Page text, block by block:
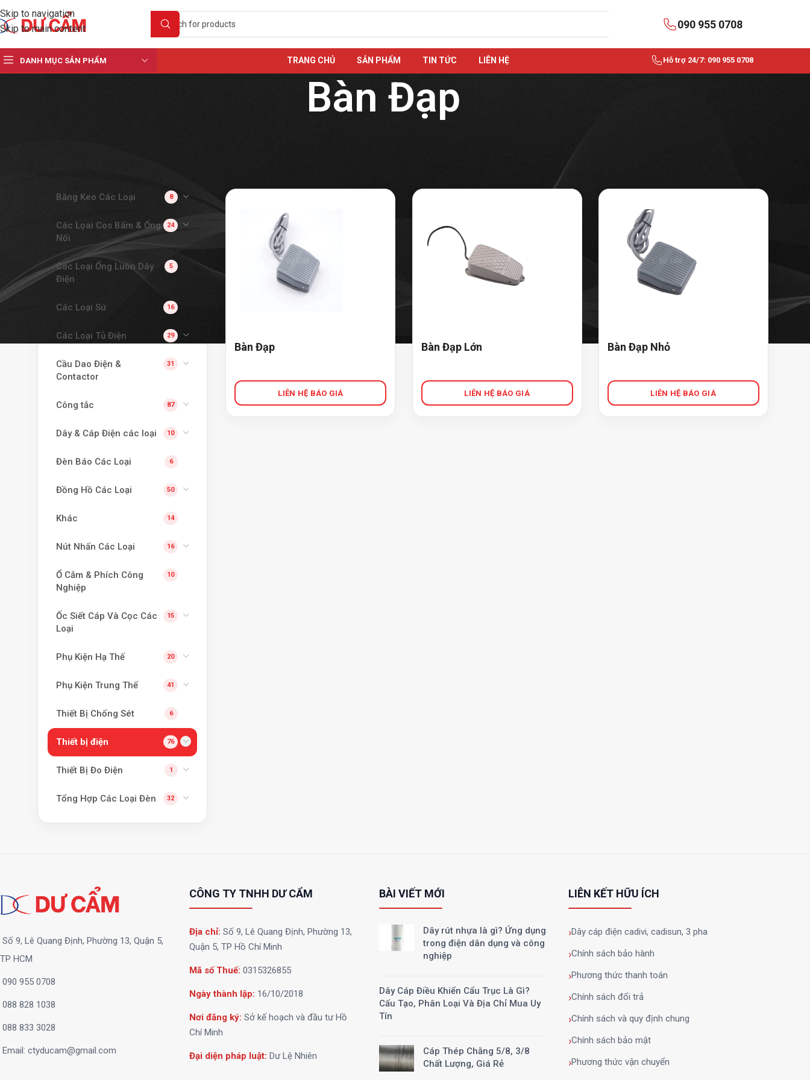
Skip to navigation
Skip to main content
090 955 0708
DANH MỤC SẢN PHẨM TRANG CHỦ SẢN PHẨM TIN TỨC LIÊN HỆ Hỗ trợ 24/7: 090 955 0708
Bàn Đạp
Băng Keo Các Loại 8
Các Lọai Cos Bấm & Ống
Nối
24
Các Loại Ống Luồn Dây
Điện
5
Các Loại Sứ 16
Các Loại Tủ Điện 29
Cầu Dao Điện &
Contactor
31
Công tắc 87
Dây & Cáp Điện các loại 10
Đèn Báo Các Loại 6
Đồng Hồ Các Loại 50
Khác 14
Nút Nhấn Các Loại 16
Ổ Cắm & Phích Công
Nghiệp
10
Ốc Siết Cáp Và Cọc Các
Loại
15
Phụ Kiện Hạ Thế 20
Phụ Kiện Trung Thế 41
Thiết Bị Chống Sét 6
Thiết bị điện 76
Thiết Bị Đo Điện 1
Tổng Hợp Các Loại Đèn 32
Bàn Đạp Bàn Đạp Lớn Bàn Đạp Nhỏ
Số 9, Lê Quang Định, Phường 13, Quận 5,
TP HCM
090 955 0708
088 828 1038
088 833 3028
Email: ctyducam@gmail.com
CÔNG TY TNHH DƯ CẨM
Địa chỉ:Số 9, Lê Quang Định, Phường 13,
Quận 5, TP Hồ Chí Minh
Mã số Thuế: 0315326855
Ngày thành lập: 16/10/2018
Nơi đăng ký: Sở kế hoạch và đầu tư Hồ
Chí Minh
Đại diện pháp luật: Dư Lệ Nhiên
BÀI VIẾT MỚI
Dây rút nhựa là gì? Ứng dụng
trong điện dân dụng và công
nghiệp
Dây Cáp Điều Khiển Cẩu Trục Là Gì?
Cấu Tạo, Phân Loại Và Địa Chỉ Mua Uy
Tín
Cáp Thép Chằng 5/8, 3/8
Chất Lượng, Giá Rẻ
LIÊN KẾT HỮU ÍCH
Dây cáp điện cadivi, cadisun, 3 pha
Chính sách bảo hành
Phương thức thanh toán
Chính sách đổi trả
Chính sách và quy định chung
Chính sách bảo mật
Phương thức vận chuyển